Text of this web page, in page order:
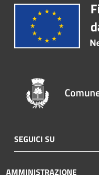
SEGUICI SU
AMMINISTRAZIONE